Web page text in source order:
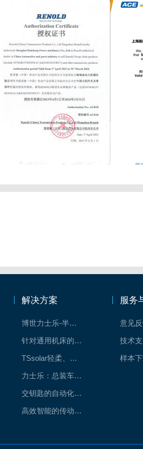
解决方案
博世力士乐-半导体工业的自动控制解决方案
针对通用机床的CNC系统解决方案
TSsolar轻柔、洁净、高效而理想的太阳能模块生产系统
力士乐：总装车间自动化合作伙伴
交钥匙的自动化解决方案
高效智能的传动与控制系统-金属切割机床
服务
意见
技术
样本